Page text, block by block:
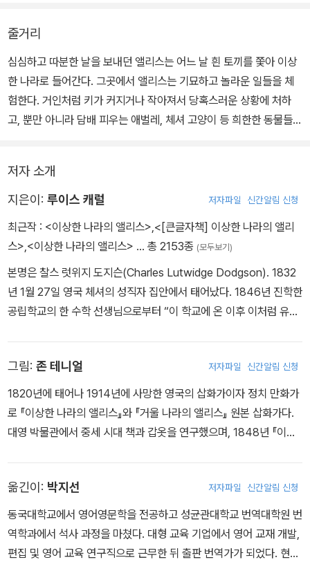
줄거리
심심하고 따분한 날을 보내던 앨리스는 어느 날 흰 토끼를 쫓아 이상
한 나라로 들어간다. 그곳에서 앨리스는 기묘하고 놀라운 일들을 체
험한다. 거인처럼 키가 커지거나 작아져서 당혹스러운 상황에 처하
고, 뿐만 아니라 담배 피우는 애벌레, 체셔 고양이 등 희한한 동물들과
저자 소개
지은이: 루이스 캐럴 저자파일 신간알림 신청
최근작 : <이상한 나라의 앨리스>,<[큰글자책] 이상한 나라의 앨리
스>,<이상한 나라의 앨리스> … 총 2153종 (모두보기)
본명은 찰스 럿위지 도지슨(Charles Lutwidge Dodgson). 1832
년 1월 27일 영국 체셔의 성직자 집안에서 태어났다. 1846년 진학한
공립학교의 한 수학 선생님으로부터 “이 학교에 온 이후 이처럼 유망
부터 1881년까지 모교 수학과 교수로 재직했다. 어릴 때부터 투고한
시나 단편소설이 여러 잡지에 게재될 정도로 문학적 재능도 탁월했다
고 전해진다. 1864년, 수학과 학장이었던 헨리 조지 리델의 딸 앨리
스와 그 자매들에게 ‘땅속 나라의 앨리스’라는 제목의 이야기를 선물
다. 이때 즈음부터 ‘루이스 캐럴’이라는 필명을 사용했는데, 이는 자신
의 이름 Charles Lutwidge를 라틴어인 Carolus Ludovicus로 바
이는 필명이다. 《이상한 나라의 앨리스》는 출간 후 지금까지 170개
이상의 언어로 번역되고 영화‧애니메이션‧드라마 등으로 각색되며 전
세계 독자들에게 큰 사랑을 받아왔다. 초현실적이고 환상적인 상상력
그림: 존 테니얼 저자파일 신간알림 신청
1820년에 태어나 1914년에 사망한 영국의 삽화가이자 정치 만화가
로 『이상한 나라의 앨리스』와 『거울 나라의 앨리스』 원본 삽화가다.
대영 박물관에서 중세 시대 책과 갑옷을 연구했으며, 1848년 『이솝
풍자만화로 영국 정치에 적잖은 영향을 끼친다(1893년엔 기사 작위
까지 받았으니 그 영향력의 정도를 짐작해볼 수 있다). 테니얼이 루이
스 캐럴과 처음 만난 건 1864년이었는데, 이후 두 권의 『앨리스』 삽
화를 맡아 8년 동안 『앨리스』와 함께한다. 그가 그린 『앨리스』 삽화
옮긴이: 박지선 저자파일 신간알림 신청
동국대학교에서 영어영문학을 전공하고 성균관대학교 번역대학원 번
역학과에서 석사 과정을 마쳤다. 대형 교육 기업에서 영어 교재 개발,
편집 및 영어 교육 연구직으로 근무한 뒤 출판 번역가가 되었다. 현재